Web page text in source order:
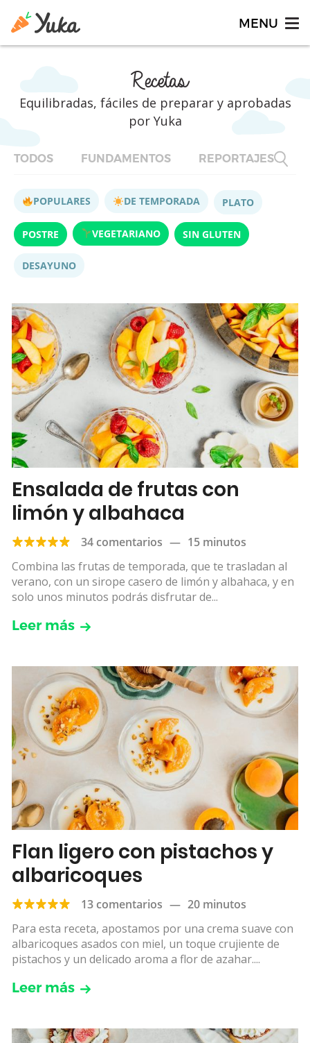
Recetas
Equilibradas, fáciles de preparar y aprobadas
por Yuka
TODOS FUNDAMENTOS REPORTAJES
POPULARES DE TEMPORADA PLATO
POSTRE VEGETARIANO SIN GLUTEN
DESAYUNO
Ensalada de frutas con
limón y albahaca
34 comentarios — 15 minutos
Combina las frutas de temporada, que te trasladan al
verano, con un sirope casero de limón y albahaca, y en
solo unos minutos podrás disfrutar de...
Leer más
Flan ligero con pistachos y
albaricoques
13 comentarios — 20 minutos
Para esta receta, apostamos por una crema suave con
albaricoques asados con miel, un toque crujiente de
pistachos y un delicado aroma a flor de azahar....
Leer más